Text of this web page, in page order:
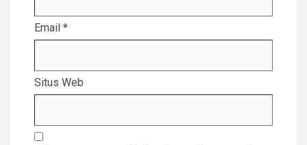
Email *
Situs Web